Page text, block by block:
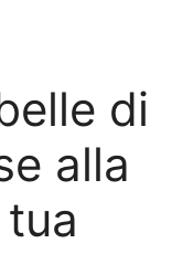
di
alla